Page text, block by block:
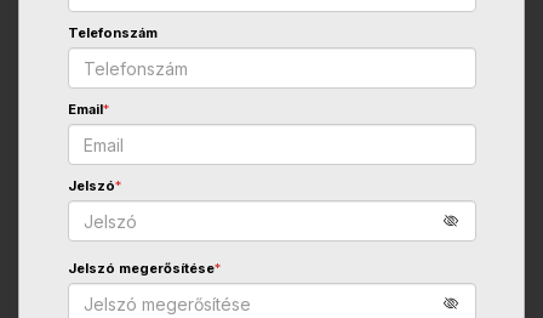
Telefonszám
Email*
Jelszó*
Jelszó megerősítése*